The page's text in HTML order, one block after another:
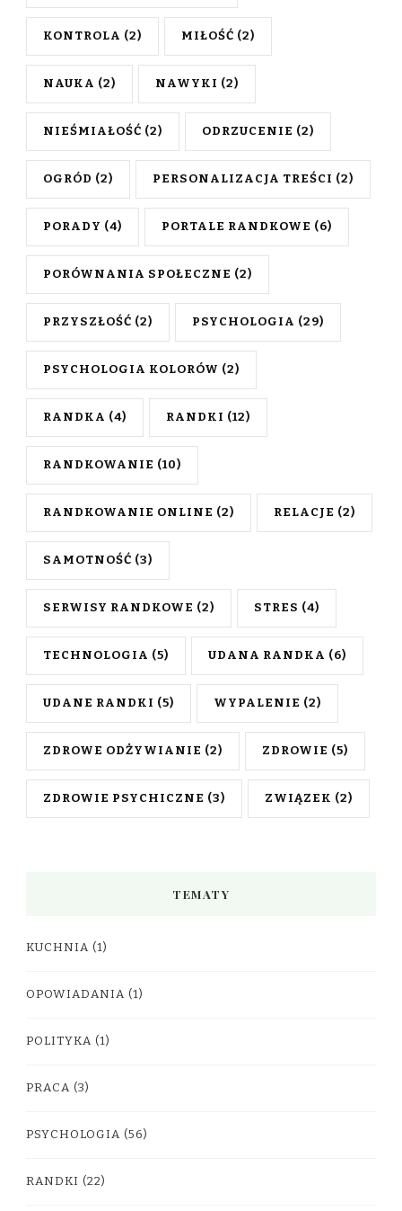
KONTROLA (2) MIŁOŚĆ (2)
NAUKA (2) NAWYKI (2)
NIEŚMIAŁOŚĆ (2) ODRZUCENIE (2)
OGRÓD (2) PERSONALIZACJA TREŚCI (2)
PORADY (4) PORTALE RANDKOWE (6)
PORÓWNANIA SPOŁECZNE (2)
PRZYSZŁOŚĆ (2) PSYCHOLOGIA (29)
PSYCHOLOGIA KOLORÓW (2)
RANDKA (4) RANDKI (12)
RANDKOWANIE (10)
RANDKOWANIE ONLINE (2) RELACJE (2)
SAMOTNOŚĆ (3)
SERWISY RANDKOWE (2) STRES (4)
TECHNOLOGIA (5) UDANA RANDKA (6)
UDANE RANDKI (5) WYPALENIE (2)
ZDROWE ODŻYWIANIE (2) ZDROWIE (5)
ZDROWIE PSYCHICZNE (3) ZWIĄZEK (2)
TEMATY
KUCHNIA (1)
OPOWIADANIA (1)
POLITYKA (1)
PRACA (3)
PSYCHOLOGIA (56)
RANDKI (22)